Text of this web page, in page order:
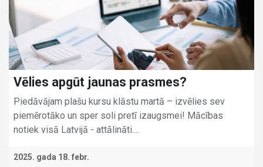
Vēlies apgūt jaunas prasmes?
Piedāvājam plašu kursu klāstu martā – izvēlies sev
piemērotāko un sper soli pretī izaugsmei! Mācības
notiek visā Latvijā - attālināti....
2025. gada 18. febr.